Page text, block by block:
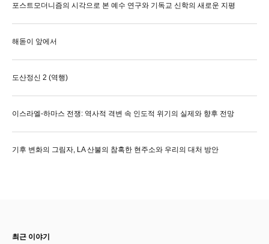
포스트모더니즘의 시각으로 본 예수 연구와 기독교 신학의 새로운 지평
해돋이 앞에서
도산정신 2 (역행)
이스라엘-하마스 전쟁: 역사적 격변 속 인도적 위기의 실제와 향후 전망
기후 변화의 그림자, LA 산불의 참혹한 현주소와 우리의 대처 방안
최근 이야기